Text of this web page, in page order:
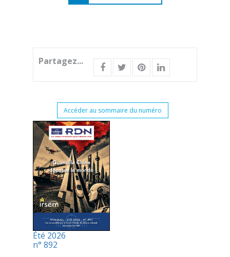
Partagez...
Accéder au sommaire du numéro
Été 2026
n° 892